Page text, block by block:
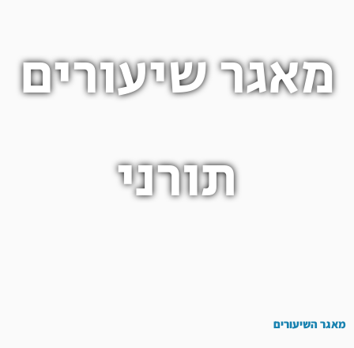
מאגר שיעורים
תורני
מאגר השיעורים